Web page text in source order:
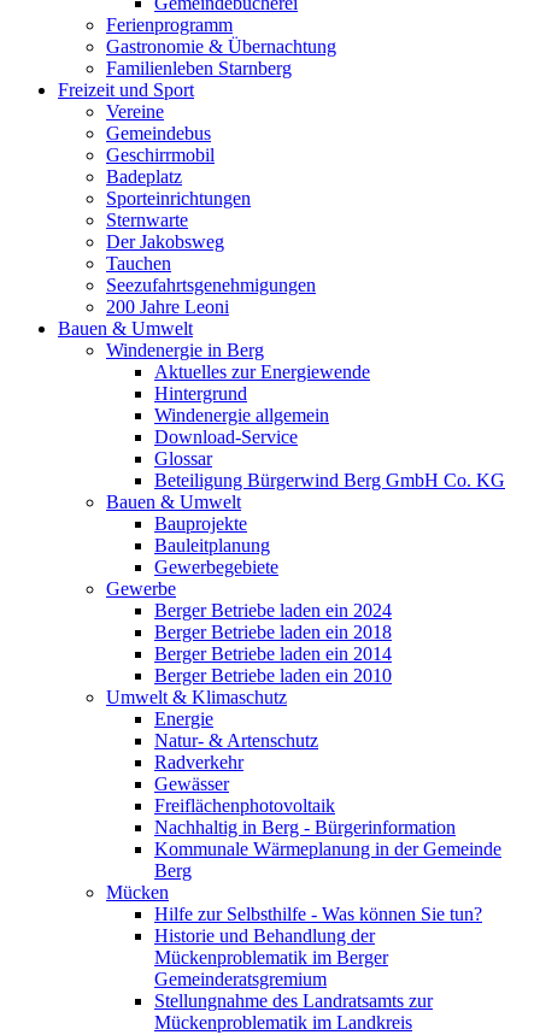
Ferienprogramm
Gastronomie & Übernachtung
Familienleben Starnberg
Freizeit und Sport
Vereine
Gemeindebus
Geschirrmobil
Badeplatz
Sporteinrichtungen
Sternwarte
Der Jakobsweg
Tauchen
Seezufahrtsgenehmigungen
200 Jahre Leoni
Bauen & Umwelt
Windenergie in Berg
Aktuelles zur Energiewende
Hintergrund
Windenergie allgemein
Download-Service
Glossar
Beteiligung Bürgerwind Berg GmbH Co. KG
Bauen & Umwelt
Bauprojekte
Bauleitplanung
Gewerbegebiete
Gewerbe
Berger Betriebe laden ein 2024
Berger Betriebe laden ein 2018
Berger Betriebe laden ein 2014
Berger Betriebe laden ein 2010
Umwelt & Klimaschutz
Energie
Natur- & Artenschutz
Radverkehr
Gewässer
Freiflächenphotovoltaik
Nachhaltig in Berg - Bürgerinformation
Kommunale Wärmeplanung in der Gemeinde
Berg
Mücken
Hilfe zur Selbsthilfe - Was können Sie tun?
Historie und Behandlung der
Mückenproblematik im Berger
Gemeinderatsgremium
Stellungnahme des Landratsamts zur
Mückenproblematik im Landkreis